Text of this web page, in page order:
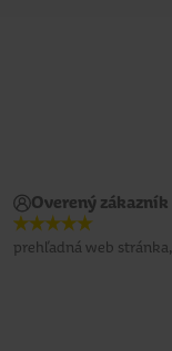
Overený zákazník
prehľadná web stránka,